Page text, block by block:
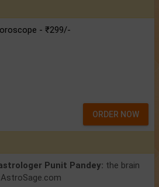
- ₹299/-
ORDER NOW
Punit Pandey: the brain